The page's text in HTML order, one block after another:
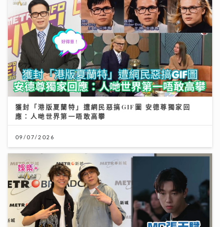
獲封「港版夏蘭特」遭網民惡搞GIF圖 安德尊獨家回
應：人哋世界第一唔敢高攀
09/07/2026